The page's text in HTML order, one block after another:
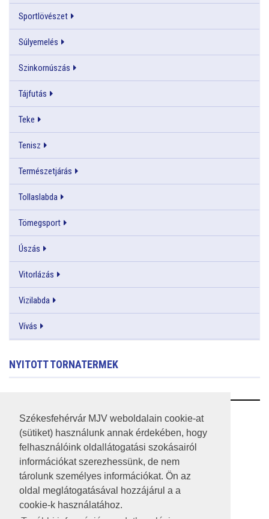
Székesfehérvár MJV weboldalain cookie-at
(sütiket) használunk annak érdekében, hogy
felhasználóink oldallátogatási szokásairól
információkat szerezhessünk, de nem
tárolunk személyes információkat. Ön az
oldal meglátogatásával hozzájárul a a
cookie-k használatához.
Sportlövészet
Súlyemelés
Szinkornúszás
Tájfutás
Teke
Tenisz
Természetjárás
Tollaslabda
Tömegsport
Úszás
Vitorlázás
Vizilabda
Vívás
NYITOTT TORNATERMEK
RSS
A HONLAP 2017.03.31-I ÁLLAPOTA
JOGI NYILATKOZAT
IMPRESSZUM